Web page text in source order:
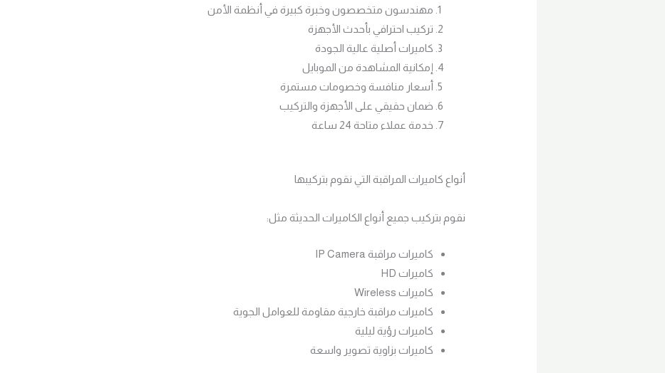
مهندسون متخصصون وخبرة كبيرة في أنظمة الأمن
تركيب احترافي بأحدث الأجهزة
كاميرات أصلية عالية الجودة
إمكانية المشاهدة من الموبايل
أسعار منافسة وخصومات مستمرة
ضمان حقيقي على الأجهزة والتركيب
خدمة عملاء متاحة 24 ساعة
أنواع كاميرات المراقبة التي نقوم بتركيبها
نقوم بتركيب جميع أنواع الكاميرات الحديثة مثل:
كاميرات مراقبة IP Camera
كاميرات HD
كاميرات Wireless
كاميرات مراقبة خارجية مقاومة للعوامل الجوية
كاميرات رؤية ليلية
كاميرات بزاوية تصوير واسعة